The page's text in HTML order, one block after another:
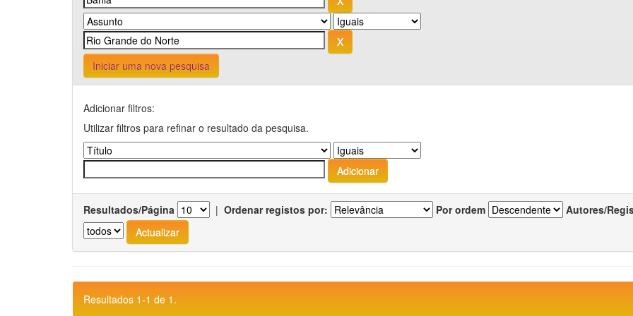
Iniciar uma nova pesquisa
Adicionar filtros:
Utilizar filtros para refinar o resultado da pesquisa.
Resultados/Página | Ordenar registos por: Por ordem Autores/
Resultados 1-1 de 1.